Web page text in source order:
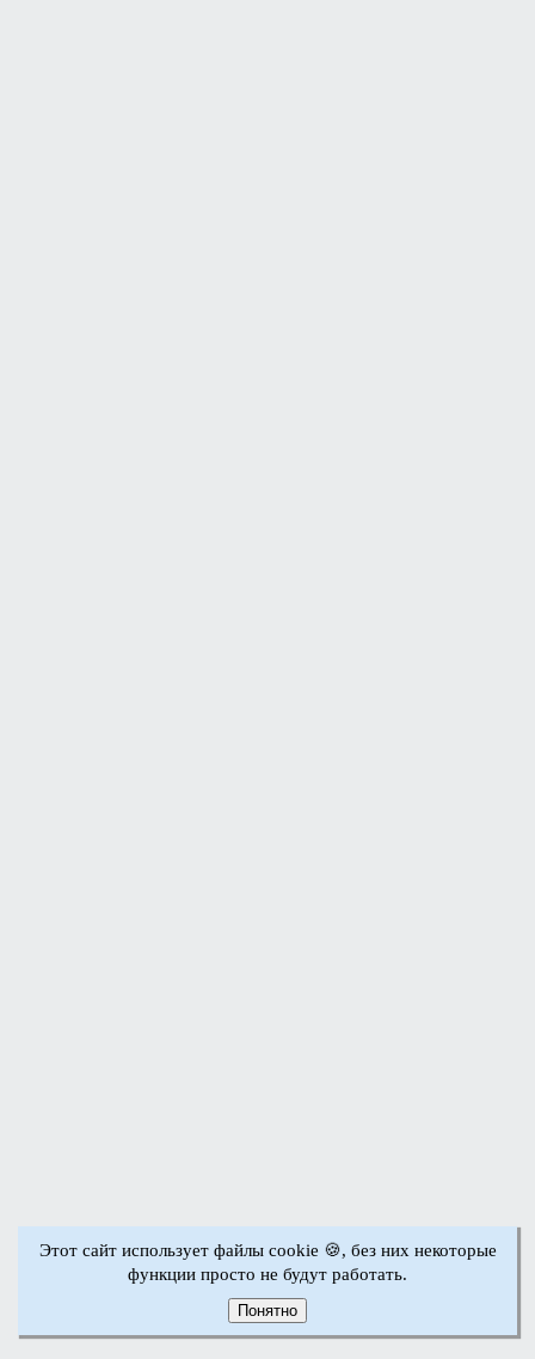
Этот сайт использует файлы cookie 🍪, без них некоторые
функции просто не будут работать.
Понятно